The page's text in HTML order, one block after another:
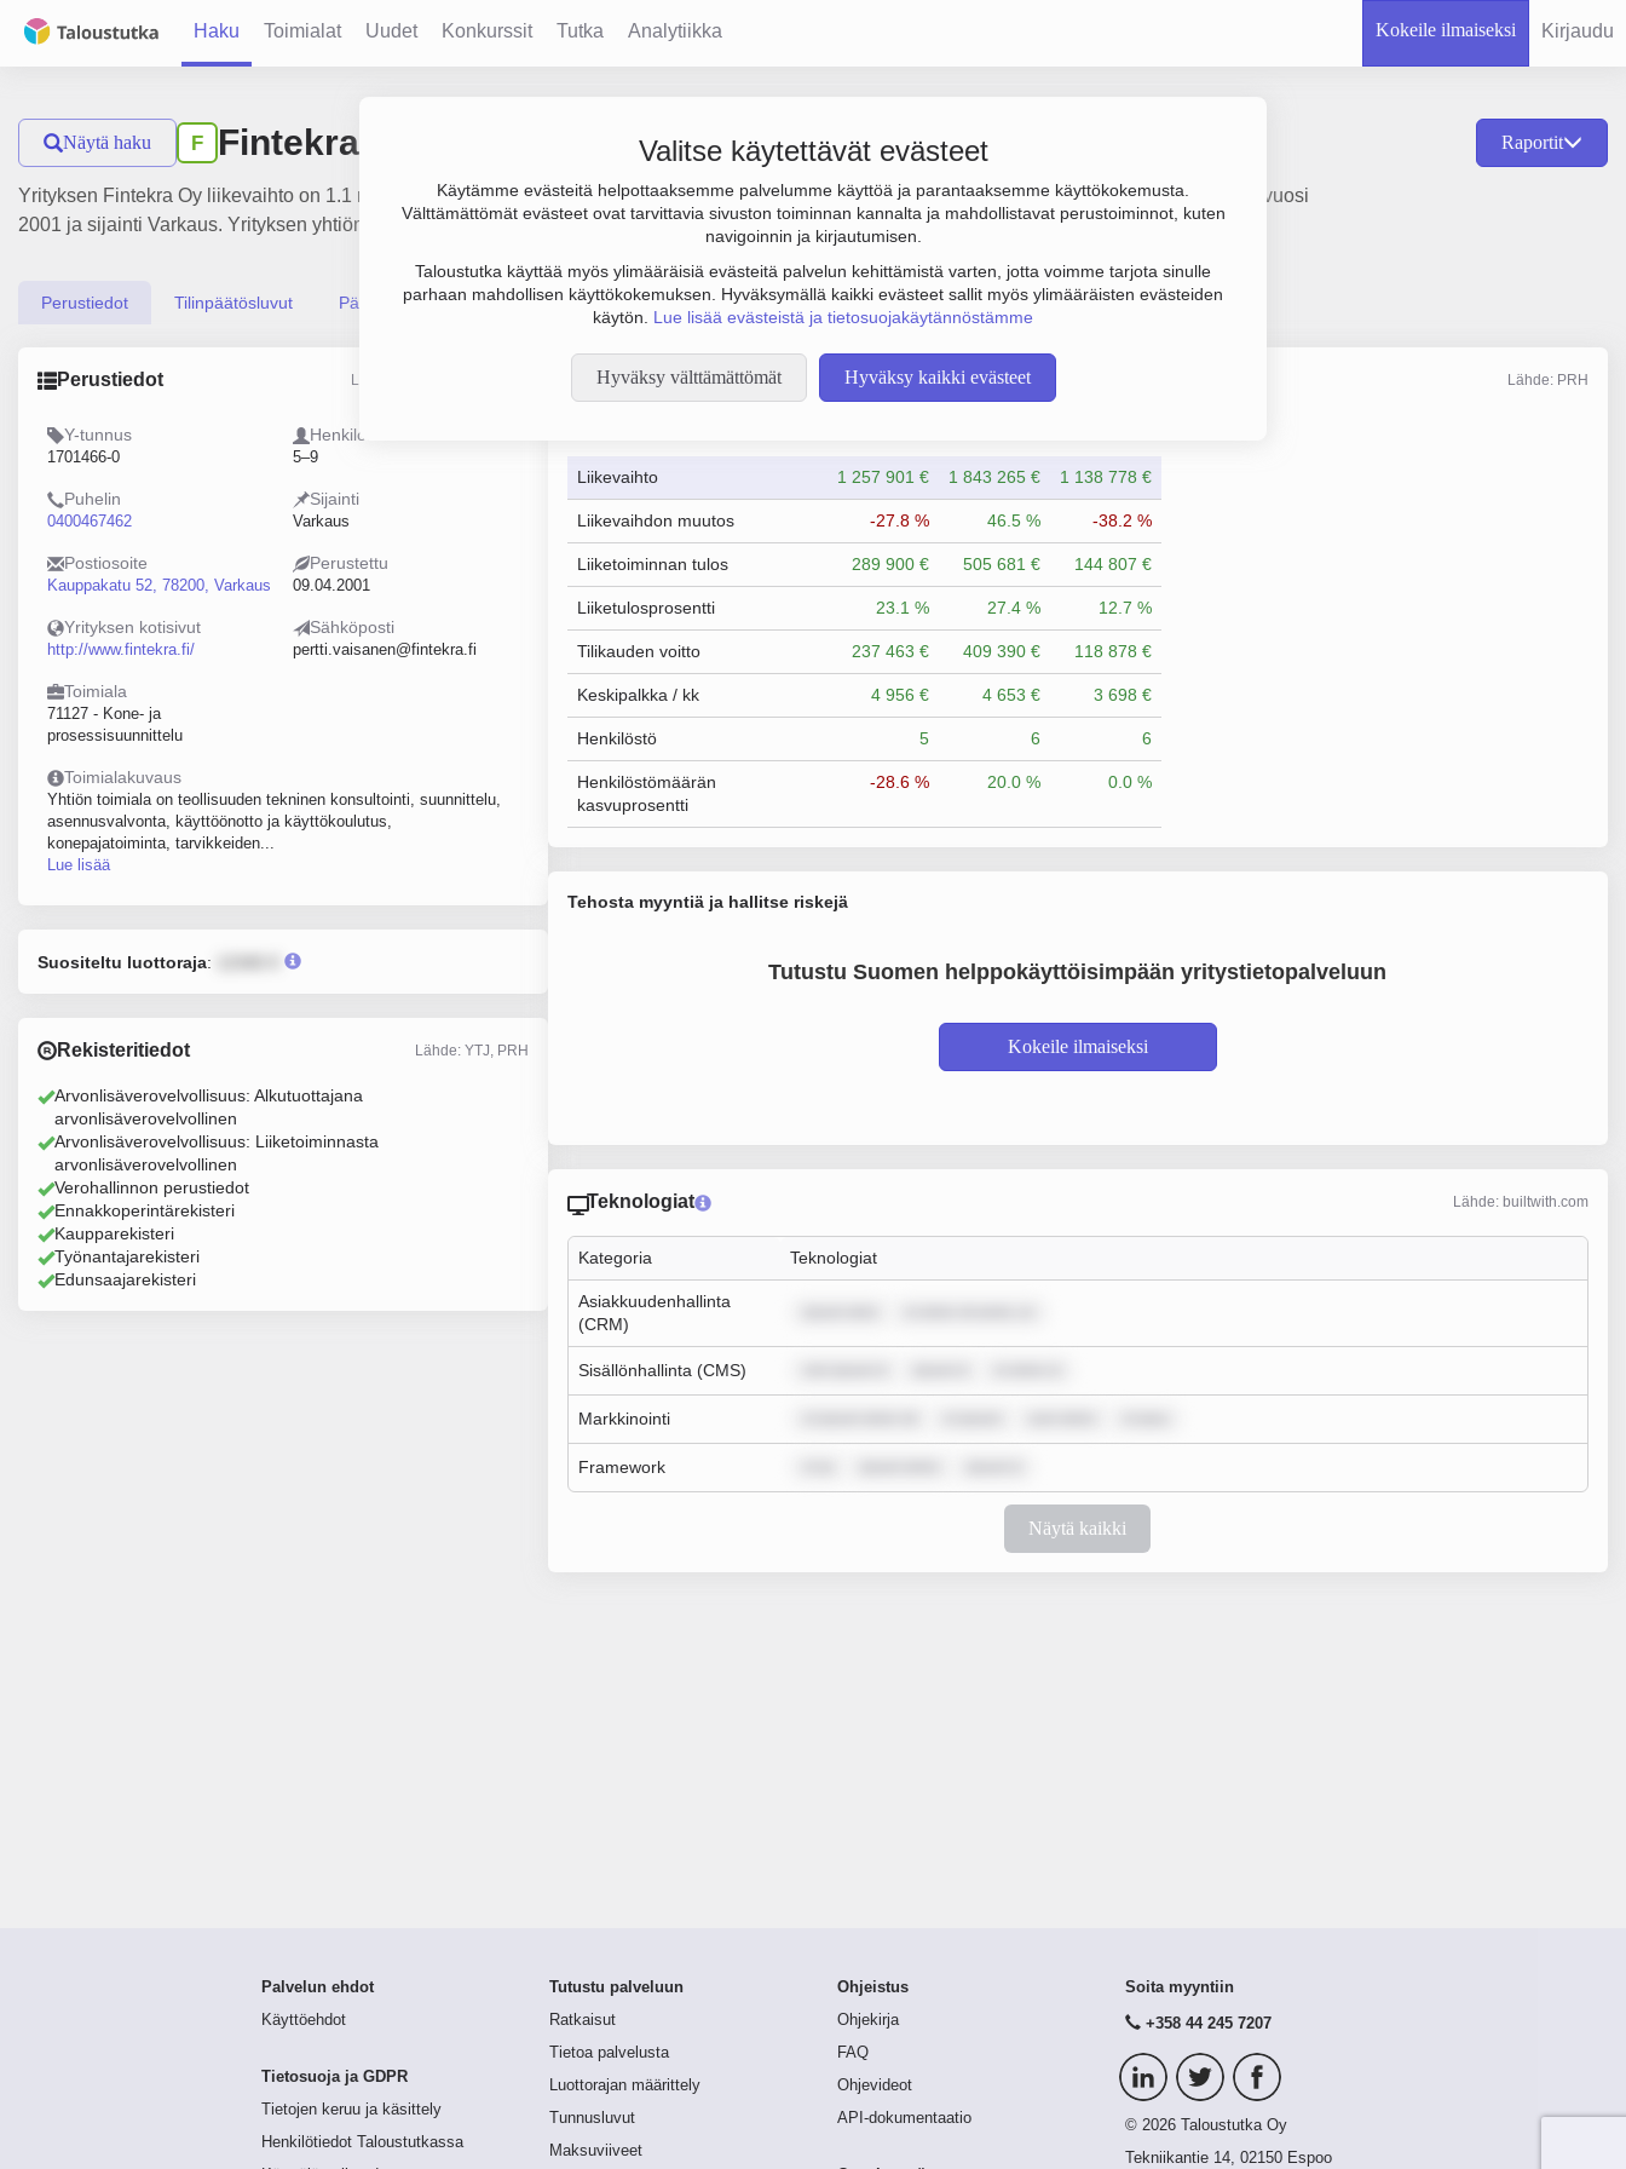
Haku Toimialat Uudet Konkurssit Tutka Analytiikka Kokeile ilmaiseksi Kirjaudu
Valitse käytettävät evästeet
Käytämme evästeitä helpottaaksemme palvelumme käyttöä ja parantaaksemme käyttökokemusta.
Välttämättömät evästeet ovat tarvittavia sivuston toiminnan kannalta ja mahdollistavat perustoiminnot, kuten
navigoinnin ja kirjautumisen.
Taloustutka käyttää myös ylimääräisiä evästeitä palvelun kehittämistä varten, jotta voimme tarjota sinulle
parhaan mahdollisen käyttökokemuksen. Hyväksymällä kaikki evästeet sallit myös ylimääräisten evästeiden
käytön. Lue lisää evästeistä ja tietosuojakäytännöstämme
Hyväksy välttämättömät Hyväksy kaikki evästeet
Näytä haku F Fintekra Oy Raportit
Yrityksen Fintekra Oy liikevaihto on 1.1 milj. €, tulos 145 000 € ja henkilöstömäärä 6. Sen päätoimiala on Kone- ja prosessisuunnittelu, perustamisvuosi
2001 ja sijainti Varkaus. Yrityksen yhtiömuoto Osakeyhtiö (OY).
Perustiedot Tilinpäätösluvut Päättäjätiedot
Perustiedot Lähde: YTJ, PRH, Traficom
Y-tunnus
1701466-0
Henkilöstömäärä
5–9
Puhelin
0400467462
Sijainti
Varkaus
Postiosoite
Kauppakatu 52, 78200, Varkaus
Perustettu
09.04.2001
Yrityksen kotisivut
http://www.fintekra.fi/
Sähköposti
pertti.vaisanen@fintekra.fi
Toimiala
71127 - Kone- ja
prosessisuunnittelu
Toimialakuvaus
Yhtiön toimiala on teollisuuden tekninen konsultointi, suunnittelu,
asennusvalvonta, käyttöönotto ja käyttökoulutus,
konepajatoiminta, tarvikkeiden...
Lue lisää
Suositeltu luottoraja:
Rekisteritiedot Lähde: YTJ, PRH
Arvonlisäverovelvollisuus: Alkutuottajana
arvonlisäverovelvollinen
Arvonlisäverovelvollisuus: Liiketoiminnasta
arvonlisäverovelvollinen
Verohallinnon perustiedot
Ennakkoperintärekisteri
Kaupparekisteri
Työnantajarekisteri
Edunsaajarekisteri
Taloustiedot Lähde: PRH
Liikevaihto 1 257 901 € 1 843 265 € 1 138 778 €
Liikevaihdon muutos -27.8 % 46.5 % -38.2 %
Liiketoiminnan tulos 289 900 € 505 681 € 144 807 €
Liiketulosprosentti 23.1 % 27.4 % 12.7 %
Tilikauden voitto 237 463 € 409 390 € 118 878 €
Keskipalkka / kk 4 956 € 4 653 € 3 698 €
Henkilöstö 5 6 6
Henkilöstömäärän
kasvuprosentti
-28.6 % 20.0 % 0.0 %
Tehosta myyntiä ja hallitse riskejä
Tutustu Suomen helppokäyttöisimpään yritystietopalveluun
Kokeile ilmaiseksi
Teknologiat Lähde: builtwith.com
Kategoria Teknologiat
Asiakkuudenhallinta
(CRM)
Sisällönhallinta (CMS)
Markkinointi
Framework
Näytä kaikki
Palvelun ehdot
Käyttöehdot
Tietosuoja ja GDPR
Tietojen keruu ja käsittely
Henkilötiedot Taloustutkassa
Tutustu palveluun
Ratkaisut
Tietoa palvelusta
Luottorajan määrittely
Tunnusluvut
Maksuviiveet
Ohjeistus
Ohjekirja
FAQ
Ohjevideot
API-dokumentaatio
Soita myyntiin
+358 44 245 7207
© 2026 Taloustutka Oy
Tekniikantie 14, 02150 Espoo